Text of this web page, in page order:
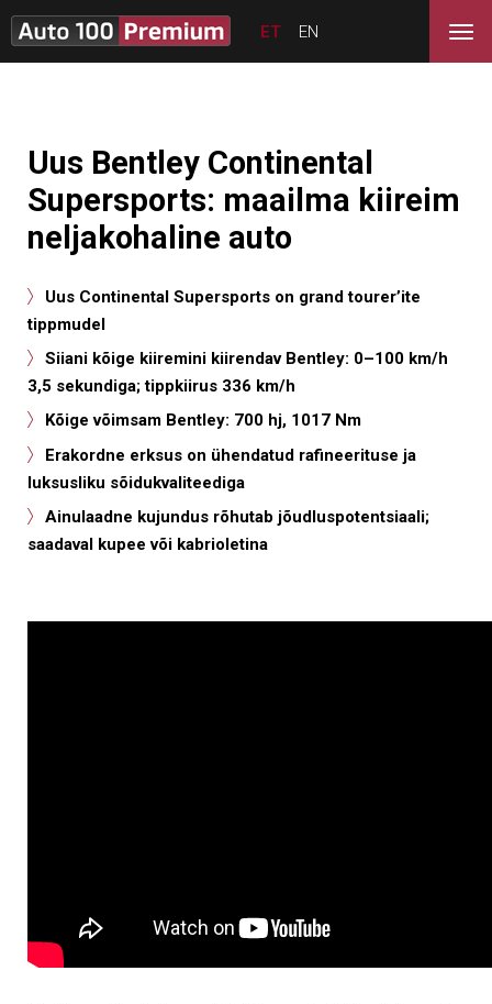
ET EN
Uus Bentley Continental
Supersports: maailma kiireim
neljakohaline auto
Uus Continental Supersports on grand tourer’ite
tippmudel
Siiani kõige kiiremini kiirendav Bentley: 0–100 km/h
3,5 sekundiga; tippkiirus 336 km/h
Kõige võimsam Bentley: 700 hj, 1017 Nm
Erakordne erksus on ühendatud rafineerituse ja
luksusliku sõidukvaliteediga
Ainulaadne kujundus rõhutab jõudluspotentsiaali;
saadaval kupee või kabrioletina